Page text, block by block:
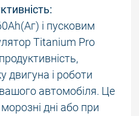
і пусковим
Titanium Pro
двигуна і роботи
автомобіля. Це
дні або при